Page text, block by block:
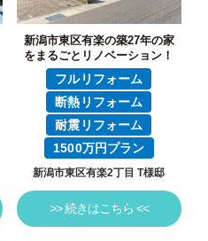
新潟市東区有楽の築27年の家
をまるごとリノベーション！
フルリフォーム
断熱リフォーム
耐震リフォーム
1500万円プラン
新潟市東区有楽2丁目 T様邸
>> 続きはこちら <<